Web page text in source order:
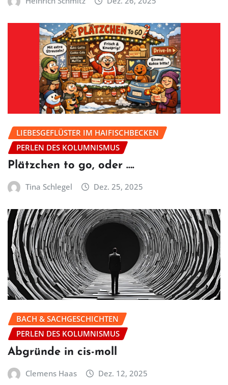
LIEBESGEFLÜSTER IM HAIFISCHBECKEN
PERLEN DES KOLUMNISMUS
Plätzchen to go, oder ….
Tina Schlegel Dez. 25, 2025
BACH & SACHGESCHICHTEN
PERLEN DES KOLUMNISMUS
Abgründe in cis-moll
Clemens Haas Dez. 12, 2025